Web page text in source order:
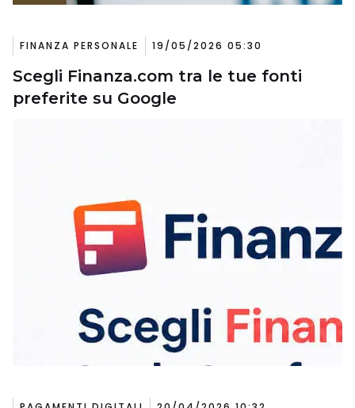
FINANZA PERSONALE 19/05/2026 05:30
Scegli Finanza.com tra le tue fonti
preferite su Google